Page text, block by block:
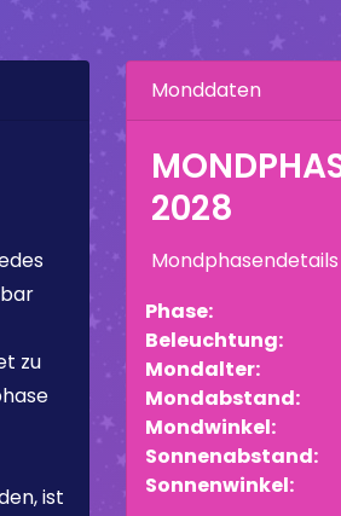
zu
ist
Monddaten
2028
Phase:
Beleuchtung:
Mondalter:
Mondabstand:
Mondwinkel:
Sonnenabstand:
Sonnenwinkel: